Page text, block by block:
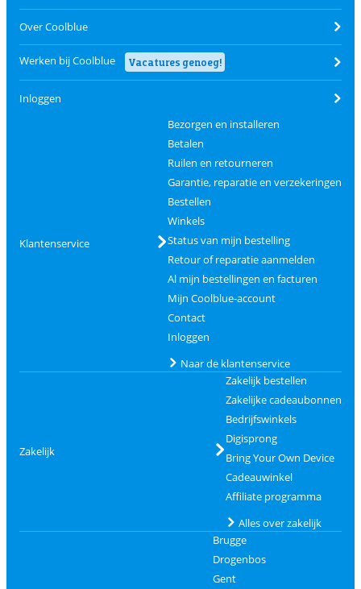
Over Coolblue
Werken bij Coolblue Vacatures genoeg!
Inloggen
Klantenservice
Bezorgen en installeren
Betalen
Ruilen en retourneren
Garantie, reparatie en verzekeringen
Bestellen
Winkels
Status van mijn bestelling
Retour of reparatie aanmelden
Al mijn bestellingen en facturen
Mijn Coolblue-account
Contact
Inloggen
Naar de klantenservice
Zakelijk
Zakelijk bestellen
Zakelijke cadeaubonnen
Bedrijfswinkels
Digisprong
Bring Your Own Device
Cadeauwinkel
Affiliate programma
Alles over zakelijk
Brugge
Drogenbos
Gent